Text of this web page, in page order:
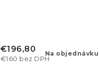
Na objednávku
€160 bez DPH
€196,80